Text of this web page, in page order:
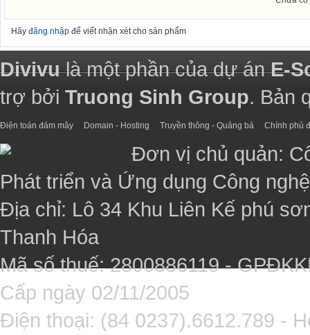
Hãy đăng nhập để viết nhận xét cho sản phẩm
Divivulà một phần của dự ánE-
trợ bởi Truong Sinh Group. Bản
Điện toán đám mây Domain - Hosting Truyền thông - Quảng bá Chính phủ
Đơn vị chủ quản:
Phát triển và Ứng dụng Công
Địa chỉ: Lô 34 Khu Liên Kế phú
Thanh Hóa
Mã số thuế: 2800886119 -
Cấp ngày 02/11/2005
Điện thoại: (84 0237).6612.789 -